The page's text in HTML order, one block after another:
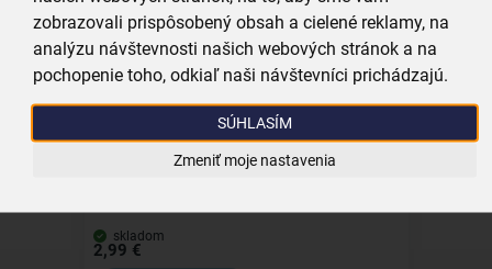
zobrazovali prispôsobený obsah a cielené reklamy, na
analýzu návštevnosti našich webových stránok a na
pochopenie toho, odkiaľ naši návštevníci prichádzajú.
SÚHLASÍM
Zmeniť moje nastavenia
skladom
2,99 €